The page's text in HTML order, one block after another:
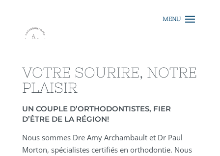
VOTRE SOURIRE, NOTRE
PLAISIR
UN COUPLE D’ORTHODONTISTES, FIER
D’ÊTRE DE LA RÉGION!
Nous sommes Dre Amy Archambault et Dr Paul
Morton, spécialistes certifiés en orthodontie. Nous